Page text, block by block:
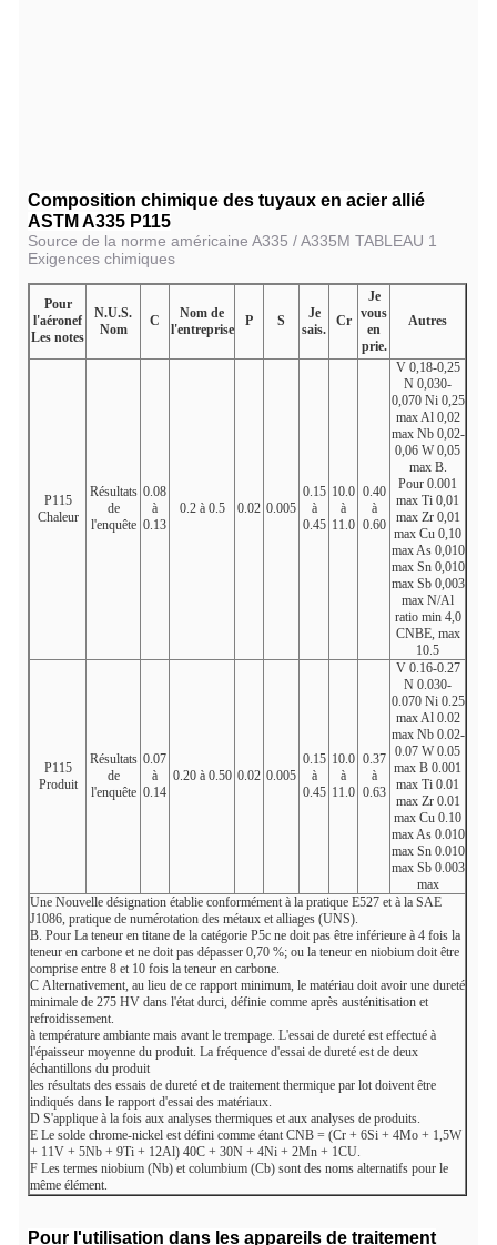
Composition chimique des tuyaux en acier allié
ASTM A335 P115
Source de la norme américaine A335 / A335M TABLEAU 1
Exigences chimiques
Pour
l'aéronef
Les notes
N.U.S.
Nom
C
Nom de
l'entreprise
P S
Je
sais.
Cr
Je
vous
en
prie.
Autres
P115
Chaleur
Résultats
de
l'enquête
0.08
à
0.13
0.2 à 0.5 0.02 0.005
0.15
à
0.45
10.0
à
11.0
0.40
à
0.60
V 0,18-0,25
N 0,030-
0,070 Ni 0,25
max Al 0,02
max Nb 0,02-
0,06 W 0,05
max B.
Pour 0.001
max Ti 0,01
max Zr 0,01
max Cu 0,10
max As 0,010
max Sn 0,010
max Sb 0,003
max N/Al
ratio min 4,0
CNBE, max
10.5
P115
Produit
Résultats
de
l'enquête
0.07
à
0.14
0.20 à 0.50 0.02 0.005
0.15
à
0.45
10.0
à
11.0
0.37
à
0.63
V 0.16-0.27
N 0.030-
0.070 Ni 0.25
max Al 0.02
max Nb 0.02-
0.07 W 0.05
max B 0.001
max Ti 0.01
max Zr 0.01
max Cu 0.10
max As 0.010
max Sn 0.010
max Sb 0.003
max
Une Nouvelle désignation établie conformément à la pratique E527 et à la SAE
J1086, pratique de numérotation des métaux et alliages (UNS).
B. Pour La teneur en titane de la catégorie P5c ne doit pas être inférieure à 4 fois la
teneur en carbone et ne doit pas dépasser 0,70 %; ou la teneur en niobium doit être
comprise entre 8 et 10 fois la teneur en carbone.
C Alternativement, au lieu de ce rapport minimum, le matériau doit avoir une dureté
minimale de 275 HV dans l'état durci, définie comme après austénitisation et
refroidissement.
à température ambiante mais avant le trempage. L'essai de dureté est effectué à
l'épaisseur moyenne du produit. La fréquence d'essai de dureté est de deux
échantillons du produit
les résultats des essais de dureté et de traitement thermique par lot doivent être
indiqués dans le rapport d'essai des matériaux.
D S'applique à la fois aux analyses thermiques et aux analyses de produits.
E Le solde chrome-nickel est défini comme étant CNB = (Cr + 6Si + 4Mo + 1,5W
+ 11V + 5Nb + 9Ti + 12Al) 40C + 30N + 4Ni + 2Mn + 1CU.
F Les termes niobium (Nb) et columbium (Cb) sont des noms alternatifs pour le
même élément.
Pour l'utilisation dans les appareils de traitement